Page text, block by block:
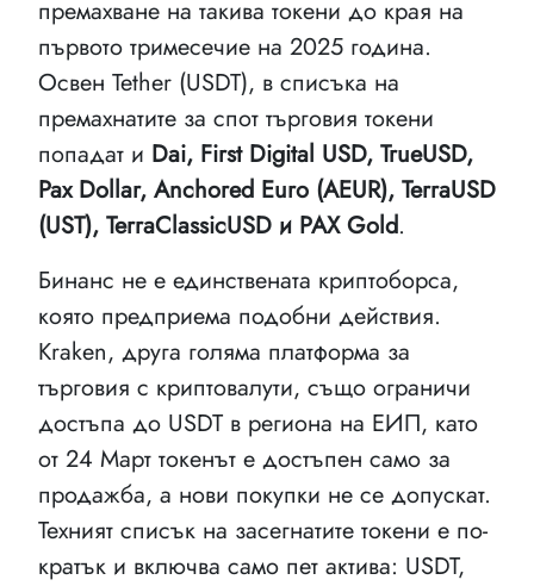
премахване на такива токени до края на
първото тримесечие на 2025 година.
Освен Tether (USDT), в списъка на
премахнатите за спот търговия токени
попадат и Dai, First Digital USD, TrueUSD,
Pax Dollar, Anchored Euro (AEUR), TerraUSD
(UST), TerraClassicUSD и PAX Gold.
Бинанс не е единствената криптоборса,
която предприема подобни действия.
Kraken, друга голяма платформа за
търговия с криптовалути, също ограничи
достъпа до USDT в региона на ЕИП, като
от 24 Март токенът е достъпен само за
продажба, а нови покупки не се допускат.
Техният списък на засегнатите токени е по-
кратък и включва само пет актива: USDT,